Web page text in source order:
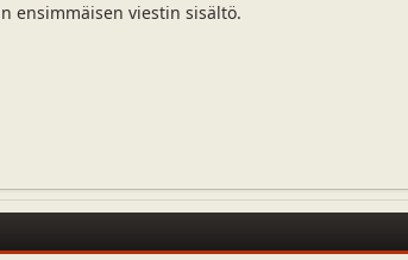
ensimmäisen viestin sisältö.